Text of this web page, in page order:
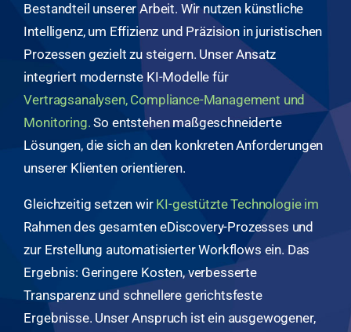
Bestandteil unserer Arbeit. Wir nutzen künstliche
Intelligenz, um Effizienz und Präzision in juristischen
Prozessen gezielt zu steigern. Unser Ansatz
integriert modernste KI-Modelle für
Vertragsanalysen, Compliance-Management und
Monitoring. So entstehen maßgeschneiderte
Lösungen, die sich an den konkreten Anforderungen
unserer Klienten orientieren.
Gleichzeitig setzen wir KI-gestützte Technologie im
Rahmen des gesamten eDiscovery-Prozesses und
zur Erstellung automatisierter Workflows ein. Das
Ergebnis: Geringere Kosten, verbesserte
Transparenz und schnellere gerichtsfeste
Ergebnisse. Unser Anspruch ist ein ausgewogener,